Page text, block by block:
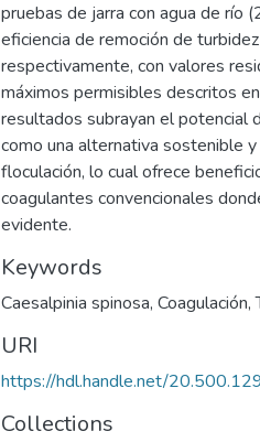
pruebas de jarra con agua de río
eficiencia de remoción de
respectivamente, con valores
máximos permisibles descritos
resultados subrayan el potencial
como una alternativa sostenible
floculación, lo cual ofrece
coagulantes convencionales
evidente.
Keywords
Caesalpinia spinosa, Coagulación,
URI
https://hdl.handle.net/
Collections